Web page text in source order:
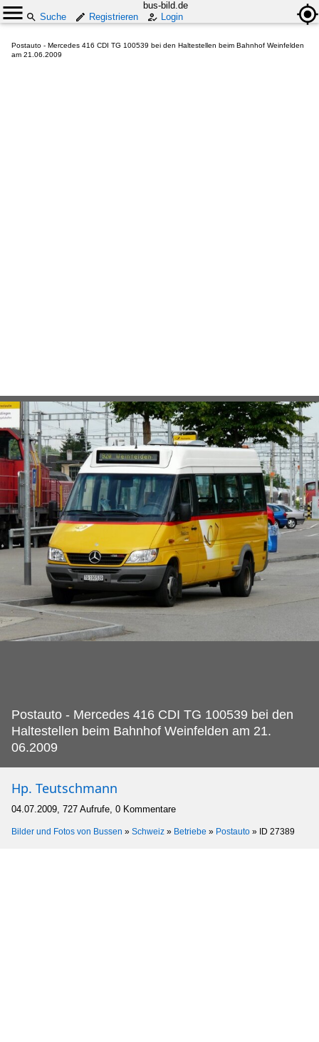
bus-bild.de
Suche
Registrieren Login
Postauto - Mercedes 416 CDI TG 100539 bei den Haltestellen beim Bahnhof Weinfelden
am 21.06.2009
Postauto - Mercedes 416 CDI TG 100539 bei den
Haltestellen beim Bahnhof Weinfelden am 21.
06.2009
Hp. Teutschmann
04.07.2009, 727 Aufrufe, 0 Kommentare
Bilder und Fotos von Bussen » Schweiz » Betriebe » Postauto » ID 27389